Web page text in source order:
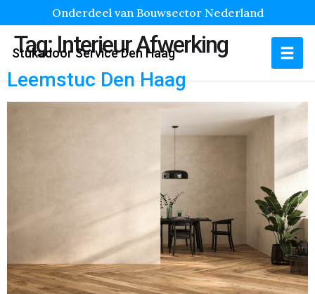
Onderdeel van Bouwsector Nederland
Stukadoor Service Den Haag
Tag:Interieur Afwerking
Leemstuc Den Haag